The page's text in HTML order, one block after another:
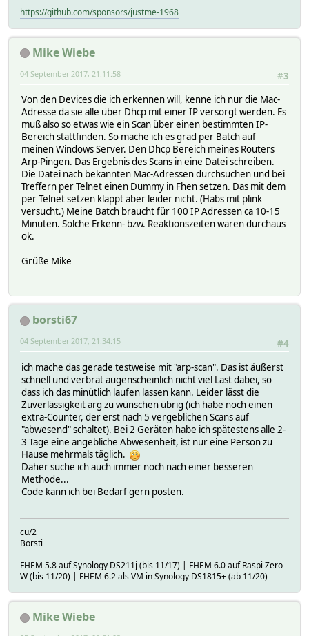
https://github.com/sponsors/justme-1968
Mike Wiebe
#3
04 September 2017, 21:11:58
Von den Devices die ich erkennen will, kenne ich nur die Mac-
Adresse da sie alle über Dhcp mit einer IP versorgt werden. Es
muß also so etwas wie ein Scan über einen bestimmten IP-
Bereich stattfinden. So mache ich es grad per Batch auf
meinen Windows Server. Den Dhcp Bereich meines Routers
Arp-Pingen. Das Ergebnis des Scans in eine Datei schreiben.
Die Datei nach bekannten Mac-Adressen durchsuchen und bei
Treffern per Telnet einen Dummy in Fhen setzen. Das mit dem
per Telnet setzen klappt aber leider nicht. (Habs mit plink
versucht.) Meine Batch braucht für 100 IP Adressen ca 10-15
Minuten. Solche Erkenn- bzw. Reaktionszeiten wären durchaus
ok.
Grüße Mike
borsti67
#4
04 September 2017, 21:34:15
ich mache das gerade testweise mit "arp-scan". Das ist äußerst
schnell und verbrät augenscheinlich nicht viel Last dabei, so
dass ich das minütlich laufen lassen kann. Leider lässt die
Zuverlässigkeit arg zu wünschen übrig (ich habe noch einen
extra-Counter, der erst nach 5 vergeblichen Scans auf
"abwesend" schaltet). Bei 2 Geräten habe ich spätestens alle 2-
3 Tage eine angebliche Abwesenheit, ist nur eine Person zu
Hause mehrmals täglich.
Daher suche ich auch immer noch nach einer besseren
Methode...
Code kann ich bei Bedarf gern posten.
cu/2
Borsti
---
FHEM 5.8 auf Synology DS211j (bis 11/17) | FHEM 6.0 auf Raspi Zero
W (bis 11/20) | FHEM 6.2 als VM in Synology DS1815+ (ab 11/20)
Mike Wiebe